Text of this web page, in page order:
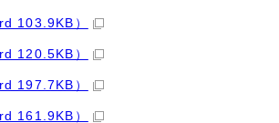
103.9KB）
120.5KB）
197.7KB）
161.9KB）